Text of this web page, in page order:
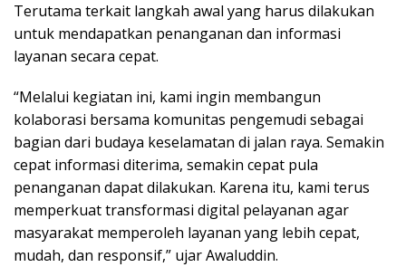
Terutama terkait langkah awal yang harus dilakukan
untuk mendapatkan penanganan dan informasi
layanan secara cepat.
“Melalui kegiatan ini, kami ingin membangun
kolaborasi bersama komunitas pengemudi sebagai
bagian dari budaya keselamatan di jalan raya. Semakin
cepat informasi diterima, semakin cepat pula
penanganan dapat dilakukan. Karena itu, kami terus
memperkuat transformasi digital pelayanan agar
masyarakat memperoleh layanan yang lebih cepat,
mudah, dan responsif,” ujar Awaluddin.